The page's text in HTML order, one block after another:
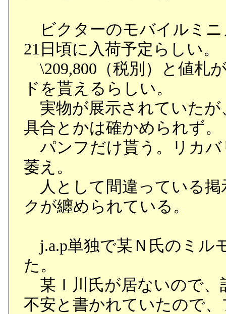
ビクターのモバイルミニ
21日頃に入荷予定らしい。
\209,800（税別）と値札
ドを貰えるらしい。
実物が展示されていたが
具合とかは確かめられず。
パンフだけ貰う。リカバ
萎え。
人として間違っている掲
クが纏められている。
j.a.p単独で某Ｎ氏のミル
た。
某Ｉ川氏が居ないので、
不安と書かれていたので